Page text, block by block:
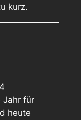
kurz.
Jahr für
heute